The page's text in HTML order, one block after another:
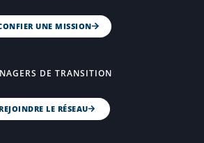
UNE MISSION
DE TRANSITION
LE RÉSEAU